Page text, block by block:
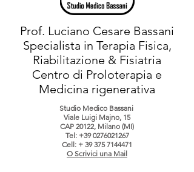
Prof. Luciano Cesare Bassani
Specialista in Terapia Fisica,
Riabilitazione & Fisiatria
Centro di Proloterapia e
Medicina rigenerativa
Studio Medico Bassani
Viale Luigi Majno, 15
CAP 20122, Milano (MI)
Tel: +39 0276021267
Cell: + 39 375 7144471
O Scrivici una Mail